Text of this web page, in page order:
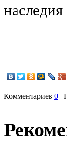
Комментариев 0 |